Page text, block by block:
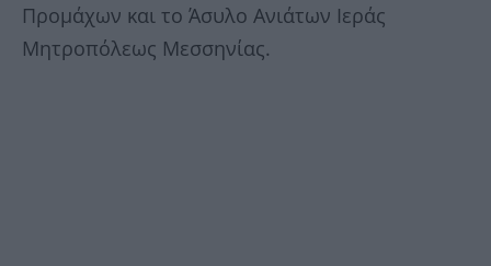
Προμάχων και το Άσυλο Ανιάτων Ιεράς
Μητροπόλεως Μεσσηνίας.